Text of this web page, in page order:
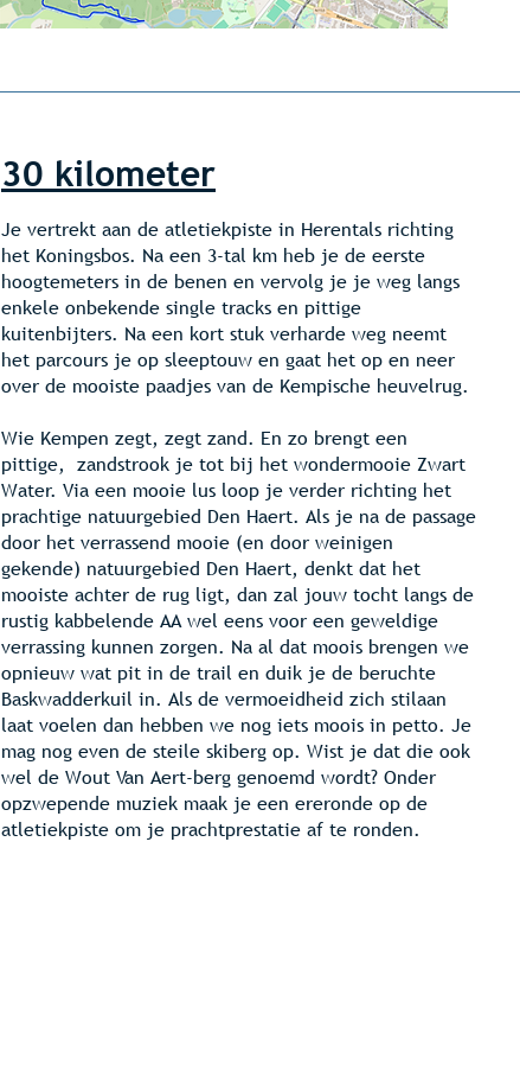
30 kilometer
Je vertrekt aan de atletiekpiste in Herentals richting
het Koningsbos. Na een 3-tal km heb je de eerste
hoogtemeters in de benen en vervolg je je weg langs
enkele onbekende single tracks en pittige
kuitenbijters. Na een kort stuk verharde weg neemt
het parcours je op sleeptouw en gaat het op en neer
over de mooiste paadjes van de Kempische heuvelrug.
Wie Kempen zegt, zegt zand. En zo brengt een
pittige, zandstrook je tot bij het wondermooie Zwart
Water. Via een mooie lus loop je verder richting het
prachtige natuurgebied Den Haert. Als je na de passage
door het verrassend mooie (en door weinigen
gekende) natuurgebied Den Haert, denkt dat het
mooiste achter de rug ligt, dan zal jouw tocht langs de
rustig kabbelende AA wel eens voor een geweldige
verrassing kunnen zorgen. Na al dat moois brengen we
opnieuw wat pit in de trail en duik je de beruchte
Baskwadderkuil in. Als de vermoeidheid zich stilaan
laat voelen dan hebben we nog iets moois in petto. Je
mag nog even de steile skiberg op. Wist je dat die ook
wel de Wout Van Aert-berg genoemd wordt? Onder
opzwepende muziek maak je een ereronde op de
atletiekpiste om je prachtprestatie af te ronden.